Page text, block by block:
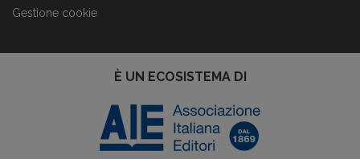
Gestione cookie
È UN ECOSISTEMA DI